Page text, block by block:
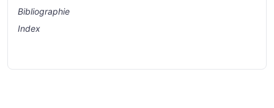
Bibliographie
Index